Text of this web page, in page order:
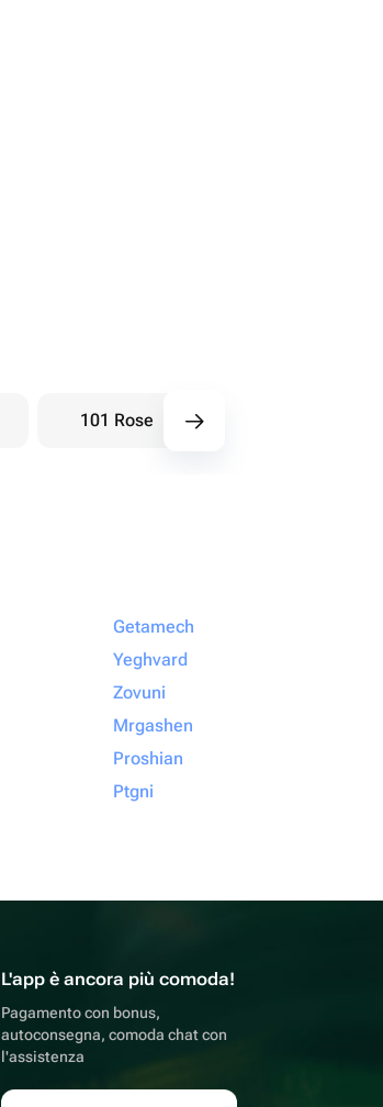
101 Rose
Getamech
Yeghvard
Zovuni
Mrgashen
Proshian
Ptgni
L'app è ancora più comoda!
Pagamento con bonus,
autoconsegna, comoda chat con
l'assistenza